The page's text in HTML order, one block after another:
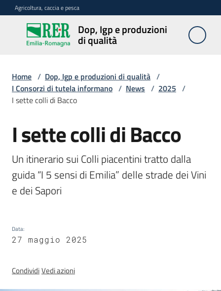
Vai al contenuto
Vai alla navigazione
Vai al footer
Agricoltura, caccia e pesca
Dop, Igp e produzioni
di qualità
Dop, Igp e
produzioni
Prodotti
Igp,
Stg
Vini
Docg,
Doc
di
Home / Dop, Igp e produzioni di qualità /
I Consorzi di tutela informano / News / 2025 /
I sette colli di Bacco
Salta al contenuto
I sette colli di Bacco
Un itinerario sui Colli piacentini tratto dalla
guida “I 5 sensi di Emilia” delle strade dei Vini
e dei Sapori
Data:
27 maggio 2025
CondividiVedi azioni